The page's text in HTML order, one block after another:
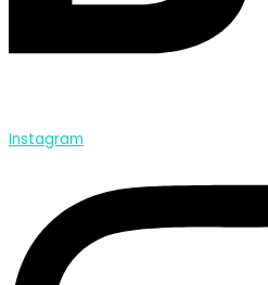
Instagram